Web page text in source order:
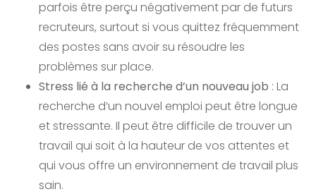
parfois être perçu négativement par de futurs
recruteurs, surtout si vous quittez fréquemment
des postes sans avoir su résoudre les
problèmes sur place.
Stress lié à la recherche d’un nouveau job : La
recherche d’un nouvel emploi peut être longue
et stressante. Il peut être difficile de trouver un
travail qui soit à la hauteur de vos attentes et
qui vous offre un environnement de travail plus
sain.